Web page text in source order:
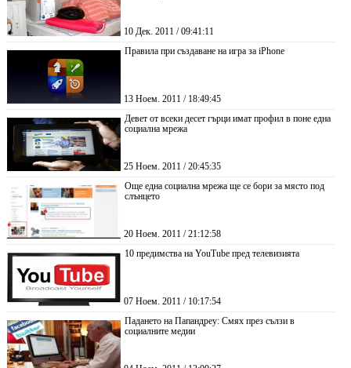
10 Дек. 2011 / 09:41:11
Правила при създаване на игра за iPhone
13 Ноем. 2011 / 18:49:45
Девет от всеки десет гърци имат профил в поне една
социална мрежа
25 Ноем. 2011 / 20:45:35
Още една социална мрежа ще се бори за място под
слънцето
20 Ноем. 2011 / 21:12:58
10 прeдимства на YouTube пред телевизията
07 Ноем. 2011 / 10:17:54
Падането на Папандреу: Смях през сълзи в
социалните медии